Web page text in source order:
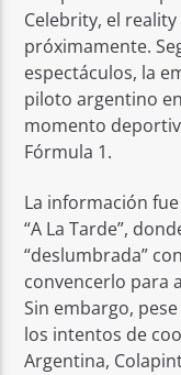
Celebrity, el
próximamente.
espectáculos, la
piloto argentino
momento
Fórmula 1.
La información
“A La Tarde”,
“deslumbrada”
convencerlo para
Sin embargo,
los intentos de
Argentina,